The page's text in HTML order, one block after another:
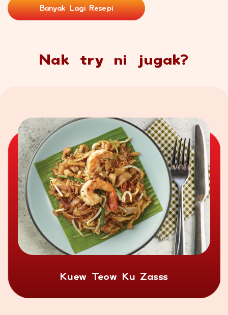
Banyak Lagi Resepi
Nak try ni jugak?
Kuew Teow Ku Zasss